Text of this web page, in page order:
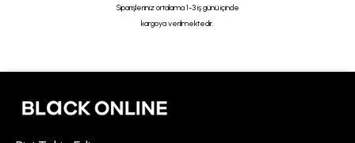
Siparişleriniz ortalama 1-3 iş günü içinde
kargoya verilmektedir.